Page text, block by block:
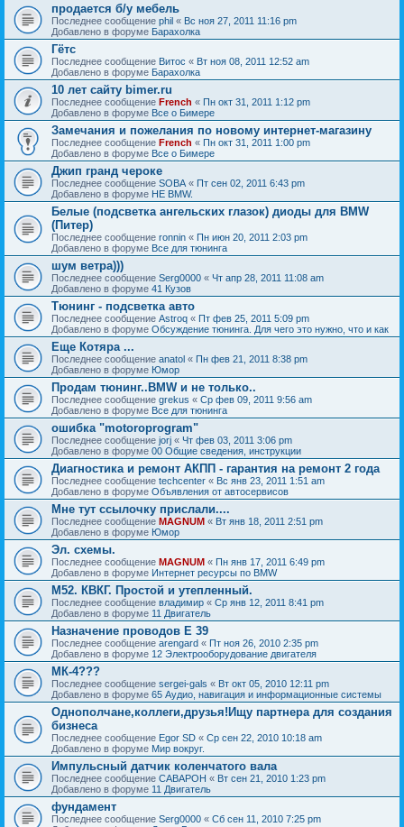
продается б/у мебель
Последнее сообщение phil « Вс ноя 27, 2011 11:16 pm
Добавлено в форуме Барахолка
Гётс
Последнее сообщение Витос « Вт ноя 08, 2011 12:52 am
Добавлено в форуме Барахолка
10 лет сайту bimer.ru
Последнее сообщение French « Пн окт 31, 2011 1:12 pm
Добавлено в форуме Все о Бимере
Замечания и пожелания по новому интернет-магазину
Последнее сообщение French « Пн окт 31, 2011 1:00 pm
Добавлено в форуме Все о Бимере
Джип гранд чероке
Последнее сообщение SOBA « Пт сен 02, 2011 6:43 pm
Добавлено в форуме НЕ BMW.
Белые (подсветка ангельских глазок) диоды для BMW
(Питер)
Последнее сообщение ronnin « Пн июн 20, 2011 2:03 pm
Добавлено в форуме Все для тюнинга
шум ветра)))
Последнее сообщение Serg0000 « Чт апр 28, 2011 11:08 am
Добавлено в форуме 41 Кузов
Тюнинг - подсветка авто
Последнее сообщение Astroq « Пт фев 25, 2011 5:09 pm
Добавлено в форуме Обсуждение тюнинга. Для чего это нужно, что и как
Еще Котяра ...
Последнее сообщение anatol « Пн фев 21, 2011 8:38 pm
Добавлено в форуме Юмор
Продам тюнинг..BMW и не только..
Последнее сообщение grekus « Ср фев 09, 2011 9:56 am
Добавлено в форуме Все для тюнинга
ошибка "motoroprogram"
Последнее сообщение jorj « Чт фев 03, 2011 3:06 pm
Добавлено в форуме 00 Общие сведения, инструкции
Диагностика и ремонт АКПП - гарантия на ремонт 2 года
Последнее сообщение techcenter « Вс янв 23, 2011 1:51 am
Добавлено в форуме Объявления от автосервисов
Мне тут ссылочку прислали....
Последнее сообщение MAGNUM « Вт янв 18, 2011 2:51 pm
Добавлено в форуме Юмор
Эл. схемы.
Последнее сообщение MAGNUM « Пн янв 17, 2011 6:49 pm
Добавлено в форуме Интернет ресурсы по BMW
М52. КВКГ. Простой и утепленный.
Последнее сообщение владимир « Ср янв 12, 2011 8:41 pm
Добавлено в форуме 11 Двигатель
Назначение проводов Е 39
Последнее сообщение arengard « Пт ноя 26, 2010 2:35 pm
Добавлено в форуме 12 Электрооборудование двигателя
МК-4???
Последнее сообщение sergei-gals « Вт окт 05, 2010 12:11 pm
Добавлено в форуме 65 Аудио, навигация и информационные системы
Однополчане,коллеги,друзья!Ищу партнера для создания
бизнеса
Последнее сообщение Egor SD « Ср сен 22, 2010 10:18 am
Добавлено в форуме Мир вокруг.
Импульсный датчик коленчатого вала
Последнее сообщение CABAPOH « Вт сен 21, 2010 1:23 pm
Добавлено в форуме 11 Двигатель
фундамент
Последнее сообщение Serg0000 « Сб сен 11, 2010 7:25 pm